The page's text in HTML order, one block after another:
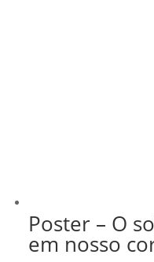
Poster – O
em nosso